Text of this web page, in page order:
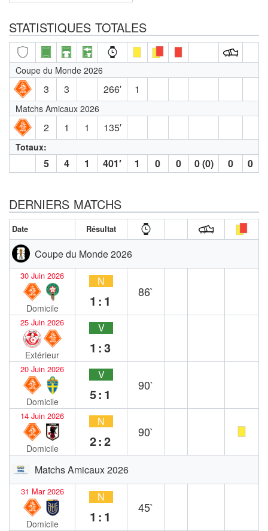
STATISTIQUES TOTALES
Coupe du Monde 2026
3 3 266′ 1
Matchs Amicaux 2026
2 1 1 135′
Totaux:
5 4 1 401′ 1 0 0 0 (0) 0 0
DERNIERS MATCHS
Date Résultat
Coupe du Monde 2026
30 Juin 2026
Domicile
N
1:1
86`
25 Juin 2026
Extérieur
V
1:3
20 Juin 2026
Domicile
V
5:1
90`
14 Juin 2026
Domicile
N
2:2
90`
Matchs Amicaux 2026
31 Mar 2026
Domicile
N
1:1
45`